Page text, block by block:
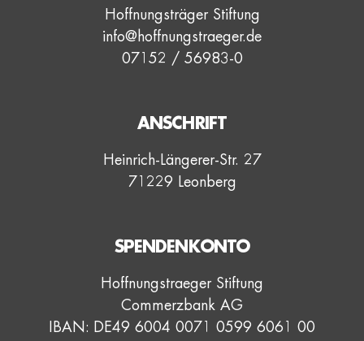
Hoffnungsträger Stiftung
info@hoffnungstraeger.de
07152 / 56983-0
ANSCHRIFT
Heinrich-Längerer-Str. 27
71229 Leonberg
SPENDENKONTO
Hoffnungstraeger Stiftung
Commerzbank AG
IBAN: DE49 6004 0071 0599 6061 00